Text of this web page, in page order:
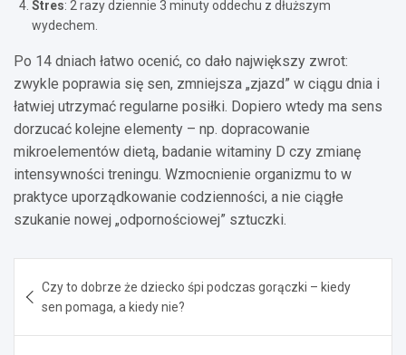
Stres: 2 razy dziennie 3 minuty oddechu z dłuższym
wydechem.
Po 14 dniach łatwo ocenić, co dało największy zwrot:
zwykle poprawia się sen, zmniejsza „zjazd” w ciągu dnia i
łatwiej utrzymać regularne posiłki. Dopiero wtedy ma sens
dorzucać kolejne elementy – np. dopracowanie
mikroelementów dietą, badanie witaminy D czy zmianę
intensywności treningu. Wzmocnienie organizmu to w
praktyce uporządkowanie codzienności, a nie ciągłe
szukanie nowej „odpornościowej” sztuczki.
wpisu
Czy to dobrze że dziecko śpi podczas gorączki – kiedy
sen pomaga, a kiedy nie?